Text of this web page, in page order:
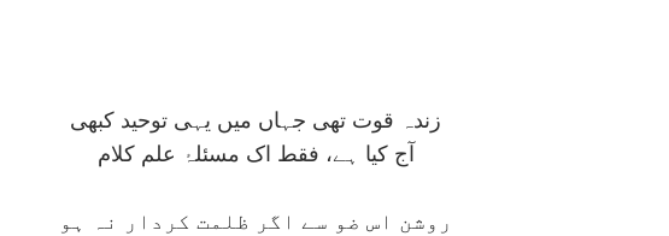
زندہ قوت تھی جہاں ميں يہی توحيد کبھی
آج کيا ہے، فقط اک مسئلۂ علم کلام
روشن اس ضو سے اگر ظلمت کردار نہ ہو